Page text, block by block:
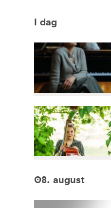
I dag
08. august